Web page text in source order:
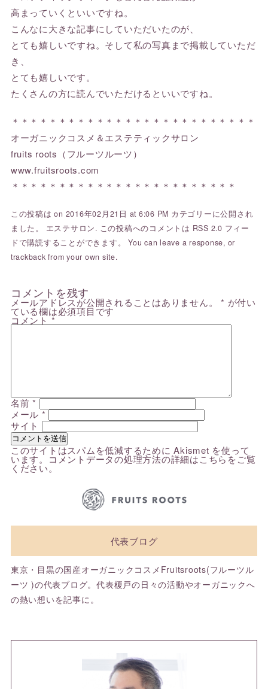
高まっていくといいですね。
こんなに大きな記事にしていただいたのが、
とても嬉しいですね。そして私の写真まで掲載していただ
き、
とても嬉しいです。
たくさんの方に読んでいただけるといいですね。
＊＊＊＊＊＊＊＊＊＊＊＊＊＊＊＊＊＊＊＊＊＊＊＊＊＊
オーガニックコスメ＆エステティックサロン
fruits roots（フルーツルーツ）
www.fruitsroots.com
＊＊＊＊＊＊＊＊＊＊＊＊＊＊＊＊＊＊＊＊＊＊＊＊
この投稿は on 2016年02月21日 at 6:06 PM カテゴリーに公開され
ました。 エステサロン. この投稿へのコメントは RSS 2.0 フィー
ドで購読することができます。 You canleave a response, or
trackback from your own site.
コメントを残す
メールアドレスが公開されることはありません。 * が付い
ている欄は必須項目です
コメント*
名前*
メール *
サイト
このサイトはスパムを低減するために Akismet を使って
います。 コメントデータの処理方法の詳細はこちらをご覧
ください。
代表ブログ
東京・目黒の国産オーガニックコスメFruitsroots(フルーツル
ーツ )の代表ブログ。代表榎戸の日々の活動やオーガニックへ
の熱い想いを記事に。